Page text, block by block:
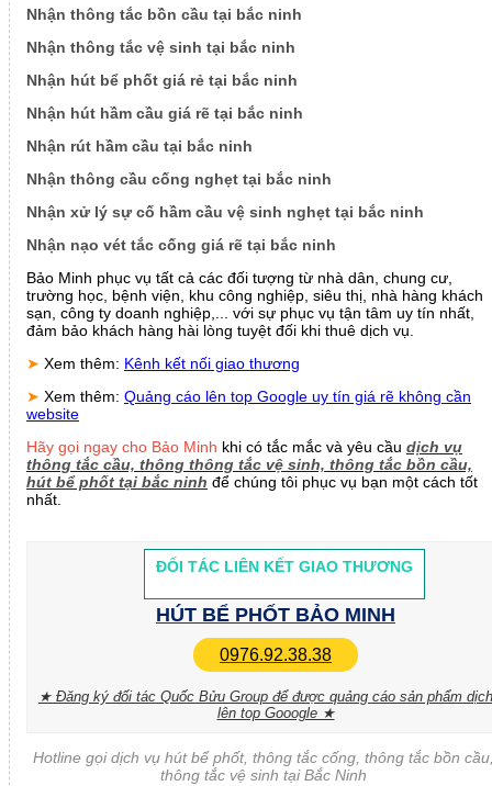
Nhận thông tắc bồn cầu tại bắc ninh
Nhận thông tắc vệ sinh tại bắc ninh
Nhận hút bể phốt giá rẻ tại bắc ninh
Nhận hút hầm cầu giá rẽ tại bắc ninh
Nhận rút hầm cầu tại bắc ninh
Nhận thông cầu cống nghẹt tại bắc ninh
Nhận xử lý sự cố hầm cầu vệ sinh nghẹt tại bắc ninh
Nhận nạo vét tắc cống giá rẽ tại bắc ninh
Bảo Minh phục vụ tất cả các đối tượng từ nhà dân, chung cư,
trường học, bệnh viện, khu công nghiệp, siêu thị, nhà hàng khách
sạn, công ty doanh nghiệp,... với sự phục vụ tận tâm uy tín nhất,
đảm bảo khách hàng hài lòng tuyệt đối khi thuê dịch vụ.
➤ Xem thêm: Kênh kết nối giao thương
➤ Xem thêm: Quảng cáo lên top Google uy tín giá rẽ không cần
website
Hãy gọi ngay cho Bảo Minh khi có tắc mắc và yêu cầu dịch vụ
thông tắc cầu, thông thông tắc vệ sinh, thông tắc bồn cầu,
hút bể phốt tại bắc ninh để chúng tôi phục vụ bạn một cách tốt
nhất.
ĐỐI TÁC LIÊN KẾT GIAO THƯƠNG
HÚT BỂ PHỐT BẢO MINH
0976.92.38.38
★ Đăng ký đối tác Quốc Bửu Group để được quảng cáo sản phẩm
lên top Gooogle ★
Hotline gọi dịch vụ hút bể phốt, thông tắc cống, thông tắc bồn
thông tắc vệ sinh tại Bắc Ninh